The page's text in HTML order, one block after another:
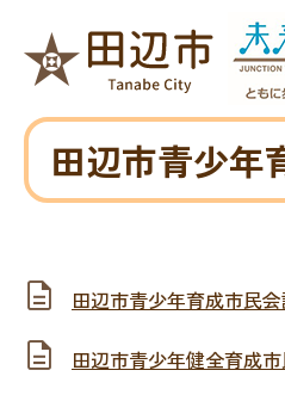
田辺市青少年
田辺市青少年育成市民
田辺市青少年健全育成